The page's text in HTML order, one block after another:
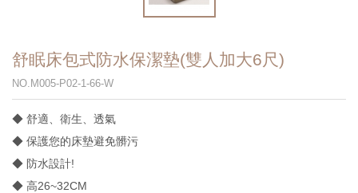
舒眠床包式防水保潔墊(雙人加大6尺)
NO.M005-P02-1-66-W
◆ 舒適、衛生、透氣
◆ 保護您的床墊避免髒污
◆ 防水設計!
◆ 高26~32CM